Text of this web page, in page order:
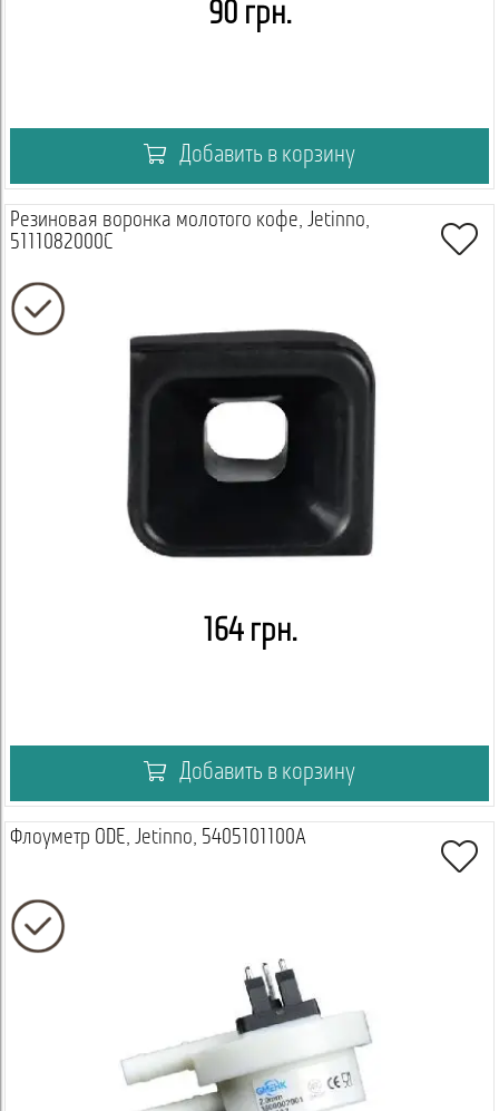
90 грн.
Добавить в корзину
Резиновая воронка молотого кофе, Jetinno,
5111082000C
164 грн.
Добавить в корзину
Флоуметр ODE, Jetinno, 5405101100A